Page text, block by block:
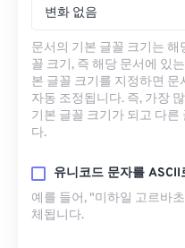
변화 없음
문서의 기본 글꼴 크기는
꼴 크기, 즉 해당 문서에 있
본 글꼴 크기를 지정하면
자동 조정됩니다. 즉, 가장
기본 글꼴 크기가 되고 다른
다.
유니코드 문자를
예를 들어, "미하일 고르바
체됩니다.